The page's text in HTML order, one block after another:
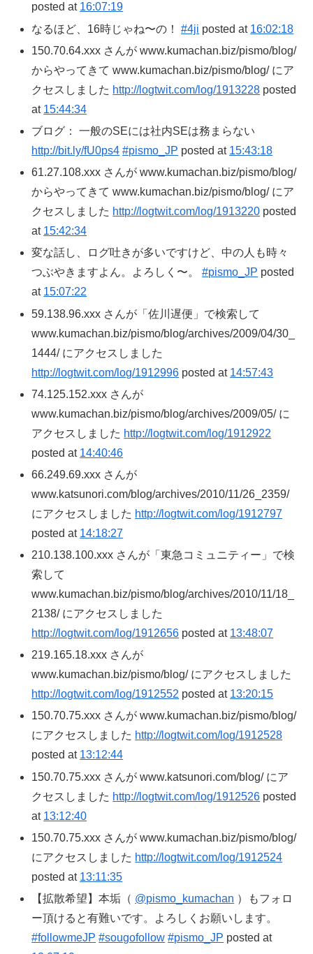
posted at 16:07:19
なるほど、16時じゃね〜の！#4ji posted at 16:02:18
150.70.64.xxx さんが www.kumachan.biz/pismo/blog/
からやってきて www.kumachan.biz/pismo/blog/ にア
クセスしました http://logtwit.com/log/1913228 posted
at 15:44:34
ブログ： 一般のSEには社内SEは務まらない
http://bit.ly/fU0ps4 #pismo_JP posted at 15:43:18
61.27.108.xxx さんが www.kumachan.biz/pismo/blog/
からやってきて www.kumachan.biz/pismo/blog/ にア
クセスしました http://logtwit.com/log/1913220 posted
at 15:42:34
変な話し、ログ吐きが多いですけど、中の人も時々
つぶやきますよん。よろしく〜。#pismo_JP posted
at 15:07:22
59.138.96.xxx さんが「佐川遅便」で検索して
www.kumachan.biz/pismo/blog/archives/2009/04/30_
1444/ にアクセスしました
http://logtwit.com/log/1912996 posted at 14:57:43
74.125.152.xxx さんが
www.kumachan.biz/pismo/blog/archives/2009/05/ に
アクセスしました http://logtwit.com/log/1912922
posted at 14:40:46
66.249.69.xxx さんが
www.katsunori.com/blog/archives/2010/11/26_2359/
にアクセスしました http://logtwit.com/log/1912797
posted at 14:18:27
210.138.100.xxx さんが「東急コミュニティー」で検
索して
www.kumachan.biz/pismo/blog/archives/2010/11/18_
2138/ にアクセスしました
http://logtwit.com/log/1912656 posted at 13:48:07
219.165.18.xxx さんが
www.kumachan.biz/pismo/blog/ にアクセスしました
http://logtwit.com/log/1912552 posted at 13:20:15
150.70.75.xxx さんが www.kumachan.biz/pismo/blog/
にアクセスしました http://logtwit.com/log/1912528
posted at 13:12:44
150.70.75.xxx さんが www.katsunori.com/blog/ にア
クセスしました http://logtwit.com/log/1912526 posted
at 13:12:40
150.70.75.xxx さんが www.kumachan.biz/pismo/blog/
にアクセスしました http://logtwit.com/log/1912524
posted at 13:11:35
【拡散希望】本垢（ @pismo_kumachan ）もフォロ
ー頂けると有難いです。よろしくお願いします。
#followmeJP #sougofollow #pismo_JP posted at